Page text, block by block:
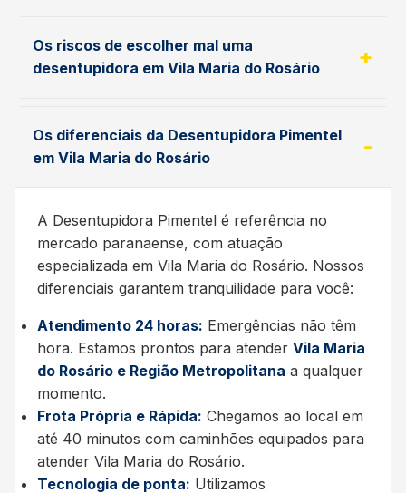
Os riscos de escolher mal uma
desentupidora em Vila Maria do Rosário
Os diferenciais da Desentupidora Pimentel
em Vila Maria do Rosário
A Desentupidora Pimentel é referência no
mercado paranaense, com atuação
especializada em Vila Maria do Rosário. Nossos
diferenciais garantem tranquilidade para você:
Atendimento 24 horas: Emergências não têm
hora. Estamos prontos para atender Vila Maria
do Rosário e Região Metropolitana a qualquer
momento.
Frota Própria e Rápida: Chegamos ao local em
até 40 minutos com caminhões equipados para
atender Vila Maria do Rosário.
Tecnologia de ponta: Utilizamos